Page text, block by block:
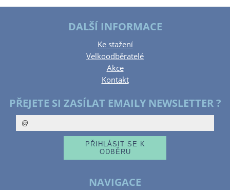
DALŠÍ INFORMACE
Ke stažení
Velkoodběratelé
Akce
Kontakt
PŘEJETE SI ZASÍLAT EMAILY NEWSLETTER ?
NAVIGACE